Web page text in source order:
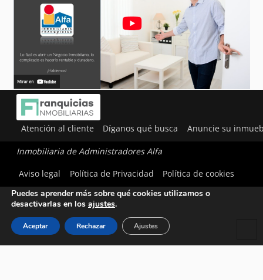
Atención al cliente Díganos qué busca Anuncie su
Inmobiliaria de Administradores Alfa
Aviso legal
Política de Privacidad Política de cookies
Utilizamos cookies para ofrecerte la mejor experiencia en
Puedes aprender más sobre qué cookies utilizamos o
desactivarlas en los ajustes.
Aceptar Rechazar Ajustes